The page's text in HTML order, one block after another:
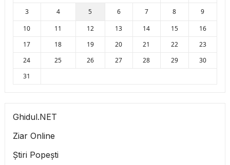
3
4 5 6 7 8
9
10
11 12 13 14 15
16
17
18 19 20 21 22
23
24
25 26 27 28 29
30
31
Ghidul.NET
Ziar Online
Știri Popești